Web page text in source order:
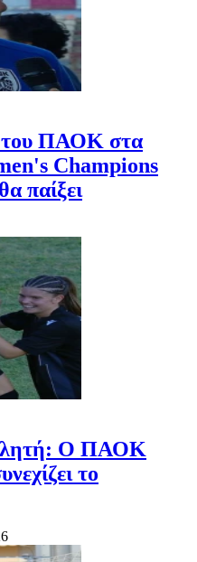
του ΠΑΟΚ στα
Champions
παίξει
Ο ΠΑΟΚ
το